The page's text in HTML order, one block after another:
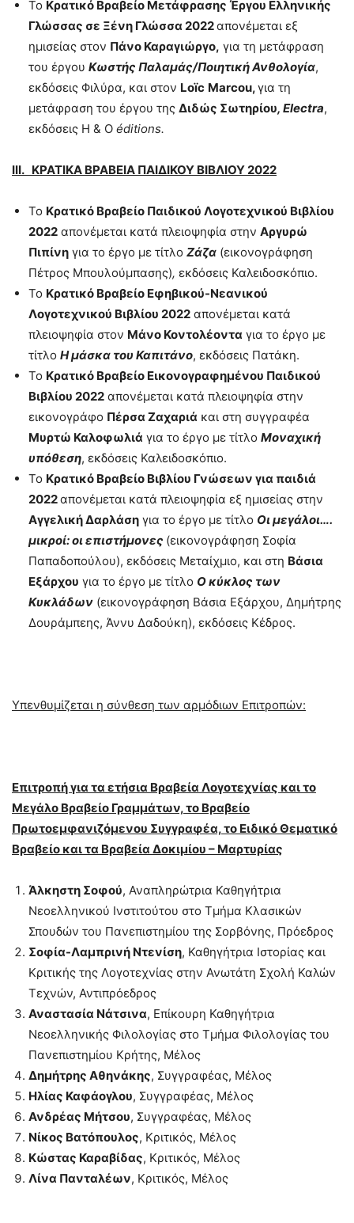
Το Κρατικό Βραβείο Μετάφρασης Έργου Ελληνικής
Γλώσσας σε Ξένη Γλώσσα 2022απονέμεται εξ
ημισείας στον Πάνο Καραγιώργο, για τη μετάφραση
του έργου Κωστής Παλαμάς/Ποιητική Ανθολογία,
εκδόσεις Φιλύρα, και στον Loïc Marcou,για τη
μετάφραση του έργου της Διδώς Σωτηρίου, Electra,
εκδόσεις H & O éditions.
ΙΙI. ΚΡΑΤΙΚΑ ΒΡΑΒΕΙΑ ΠΑΙΔΙΚΟΥ ΒΙΒΛΙΟΥ 2022
Το Κρατικό Βραβείο Παιδικού Λογοτεχνικού Βιβλίου
2022 απονέμεται κατά πλειοψηφία στην Αργυρώ
Πιπίνη για το έργο με τίτλο Ζάζα (εικονογράφηση
Πέτρος Μπουλούμπασης), εκδόσεις Καλειδοσκόπιο.
Το Κρατικό Βραβείο Εφηβικού-Νεανικού
Λογοτεχνικού Βιβλίου 2022 απονέμεται κατά
πλειοψηφία στον Μάνο Κοντολέοντα για το έργο με
τίτλο Η μάσκα του Καπιτάνο, εκδόσεις Πατάκη.
Το Κρατικό Βραβείο Εικονογραφημένου Παιδικού
Βιβλίου 2022 απονέμεται κατά πλειοψηφία στην
εικονογράφο Πέρσα Ζαχαριά και στη συγγραφέα
Μυρτώ Καλοφωλιά για το έργο με τίτλο Μοναχική
υπόθεση, εκδόσεις Καλειδοσκόπιο.
Το Κρατικό Βραβείο Βιβλίου Γνώσεων για παιδιά
2022απονέμεται κατά πλειοψηφία εξ ημισείας στην
Αγγελική Δαρλάση για το έργο με τίτλο Οι μεγάλοι….
μικροί: οι επιστήμονες (εικονογράφηση Σοφία
Παπαδοπούλου), εκδόσεις Μεταίχμιο, και στη Βάσια
Εξάρχου για το έργο με τίτλο Ο κύκλος των
Κυκλάδων (εικονογράφηση Βάσια Εξάρχου, Δημήτρης
Δουράμπεης, Άννυ Δαδούκη), εκδόσεις Κέδρος.
Υπενθυμίζεται η σύνθεση των αρμόδιων Επιτροπών:
Επιτροπή για τα ετήσια Βραβεία Λογοτεχνίας και το
Μεγάλο Βραβείο Γραμμάτων, το Βραβείο
Πρωτοεμφανιζόμενου Συγγραφέα, το Ειδικό Θεματικό
Βραβείο και τα Βραβεία Δοκιμίου – Μαρτυρίας
Άλκηστη Σοφού, Αναπληρώτρια Καθηγήτρια
Νεοελληνικού Ινστιτούτου στο Τμήμα Κλασικών
Σπουδών του Πανεπιστημίου της Σορβόνης, Πρόεδρος
Σοφία-Λαμπρινή Ντενίση, Καθηγήτρια Ιστορίας και
Κριτικής της Λογοτεχνίας στην Ανωτάτη Σχολή Καλών
Τεχνών, Αντιπρόεδρος
Αναστασία Νάτσινα, Επίκουρη Καθηγήτρια
Νεοελληνικής Φιλολογίας στο Τμήμα Φιλολογίας του
Πανεπιστημίου Κρήτης, Μέλος
Δημήτρης Αθηνάκης, Συγγραφέας, Μέλος
Ηλίας Καφάογλου, Συγγραφέας, Μέλος
Ανδρέας Μήτσου, Συγγραφέας, Μέλος
Νίκος Βατόπουλος, Κριτικός, Μέλος
Κώστας Καραβίδας, Κριτικός, Μέλος
Λίνα Πανταλέων, Κριτικός, Μέλος